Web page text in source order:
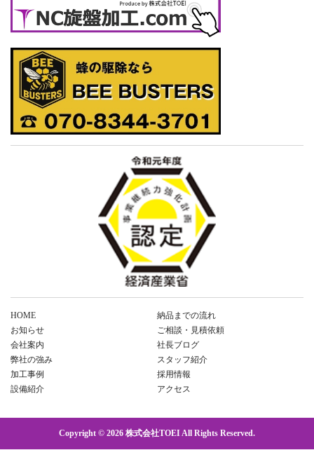
HOME
お知らせ
会社案内
弊社の強み
加工事例
設備紹介
納品までの流れ
ご相談・見積依頼
社長ブログ
スタッフ紹介
採用情報
アクセス
Copyright © 2026 株式会社TOEI All Rights Reserved.